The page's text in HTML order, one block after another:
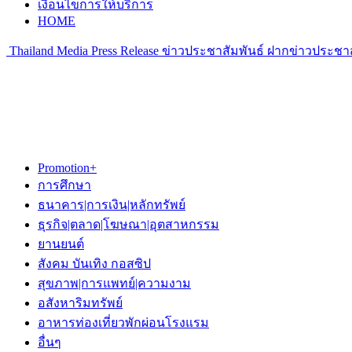
เงื่อนไขการให้บริการ
HOME
Thailand Media Press Release ข่าวประชาสัมพันธ์ ฝากข่าวประ
Promotion+
การศึกษา
ธนาคาร|การเงิน|หลักทรัพย์
ธุรกิจ|ตลาด|โฆษณา|อุตสาหกรรม
ยานยนต์
สังคม บันเทิง กอสซิป
สุขภาพ|การแพทย์|ความงาม
อสังหาริมทรัพย์
อาหารท่องเที่ยวพักผ่อนโรงแรม
อื่นๆ